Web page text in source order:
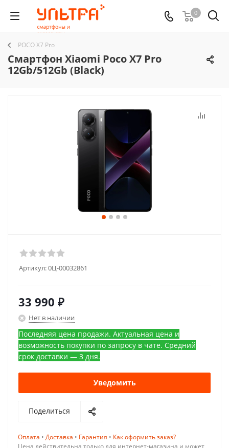
0
POCO X7 Pro
Смартфон Xiaomi Poco X7 Pro
12Gb/512Gb (Black)
Артикул:0Ц-00032861
33 990 ₽
Нет в наличии
Последняя цена продажи. Актуальная цена и
возможность покупки по запросу в чате. Средний
срок доставки — 3 дня.
Уведомить
Поделиться
Оплата • Доставка • Гарантия • Как оформить заказ?
Цена действительна только для интернет-магазина и может